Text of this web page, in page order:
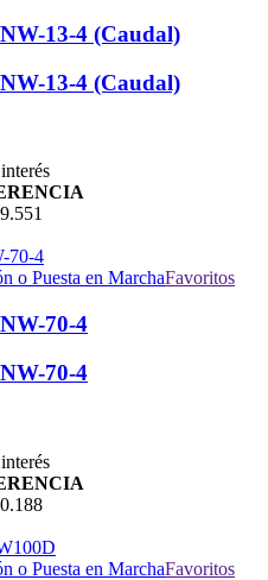
13-4 (Caudal)
13-4 (Caudal)
Favoritos
70-4
70-4
Favoritos